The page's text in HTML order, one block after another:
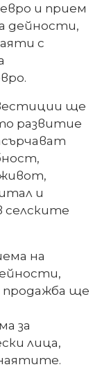
и прием
дейности,
с
ще
развитие
и
селските
на
продажба ще
за
лица,